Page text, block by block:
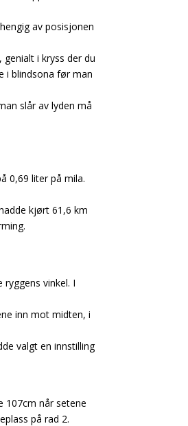
av posisjonen
i kryss der du
i blindsona før man
slår av lyden må
0,69 liter på mila.
kjørt 61,6 km
vinkel. I
inn mot midten, i
valgt en innstilling
107cm når setene
på rad 2.